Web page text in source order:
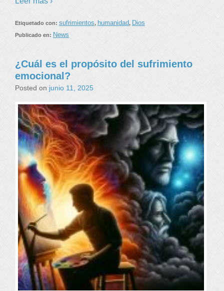
Etiquetado con: sufrimientos, humanidad, Dios
Publicado en: News
¿Cuál es el propósito del sufrimiento
emocional?
Posted on junio 11, 2025